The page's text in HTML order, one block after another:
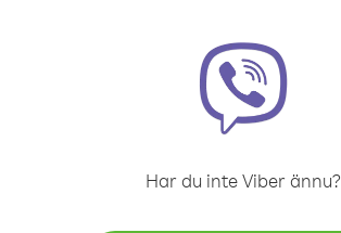
Har du inte Viber ännu?